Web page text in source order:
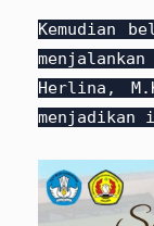
Kemudian
Herlina,